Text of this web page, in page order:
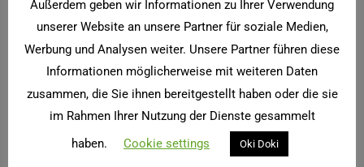
Mädchen. Mit einer Laola-Welle wurden sie von ihrer
Mannschaft begrüßt!
Herzlichen Glückwunsch!!!
Der 6. Platz in der Schulwertung geht an die Mädchen, der 14.
Platz an die Jungs! Ergebnisse, auf die alle stolz sind! Gut
gemacht! Verdienter Applaus gab es noch einmal für alle bei
der Ehrung am nächsten Tag durch Herrn Ruschel in der
Schule. Und der Termin im Mai 2012 steht schon im
Außerdem geben wir Informationen zu Ihrer Verwendung
unserer Website an unsere Partner für soziale Medien,
Werbung und Analysen weiter. Unsere Partner führen diese
Informationen möglicherweise mit weiteren Daten
zusammen, die Sie ihnen bereitgestellt haben oder die sie
im Rahmen Ihrer Nutzung der Dienste gesammelt
haben.
Cookie settings Oki Doki